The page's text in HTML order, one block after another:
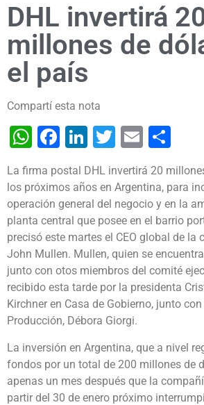
DHL invertirá
millones de
el país
Compartí esta nota
WhatsApp
Facebook
LinkedIn
Twitter
Email
La firma postal DHL invertirá 20
los próximos años en Argentina, para
operación general del negocio y en la
planta central que posee en el barrio
precisó este martes el CEO global de la
John Mullen. Mullen, quien se
junto con otos miembros del comité
recibido esta tarde por la presidenta
Kirchner en Casa de Gobierno, junto
Producción, Débora Giorgi.
La inversión en Argentina, que a nivel
fondos por un total de 200 millones de
apenas un mes después que la
partir del 30 de enero próximo